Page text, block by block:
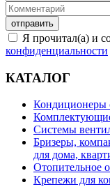
Я прочитал(а) и
конфиденциальности
КАТАЛОГ
Кондиционеры
Системы
Бризеры,
для дома,
Отопительное
Крепежи для